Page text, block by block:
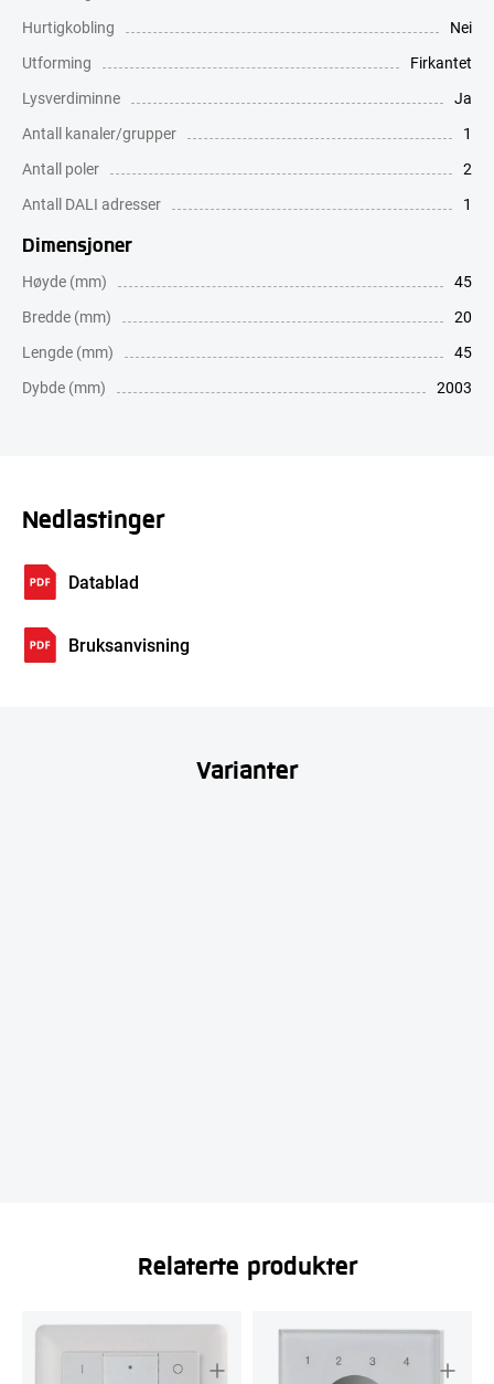
Hurtigkobling
Nei
Utforming
Firkantet
Lysverdiminne
Ja
Antall kanaler/grupper
1
Antall poler
2
Antall DALI adresser
1
Dimensjoner
Høyde (mm)
45
Bredde (mm)
20
Lengde (mm)
45
Dybde (mm)
2003
Nedlastinger
Datablad
Bruksanvisning
Varianter
Relaterte produkter